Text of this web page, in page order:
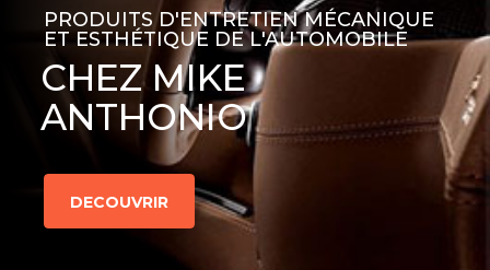
PRODUITS D'ENTRETIEN MÉCANIQUE
ET ESTHÉTIQUE DE L'AUTOMOBILE
CHEZ MIKE
ANTHONIO
DECOUVRIR